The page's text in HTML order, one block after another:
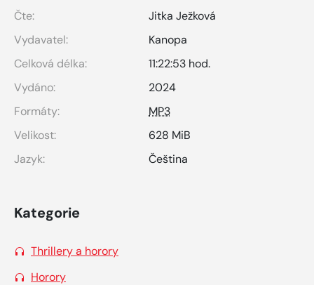
Čte:
Jitka Ježková
Vydavatel:
Kanopa
Celková délka:
11:22:53 hod.
Vydáno:
2024
Formáty:
MP3
Velikost:
628 MiB
Jazyk:
Čeština
Kategorie
Thrillery a horory
Horory